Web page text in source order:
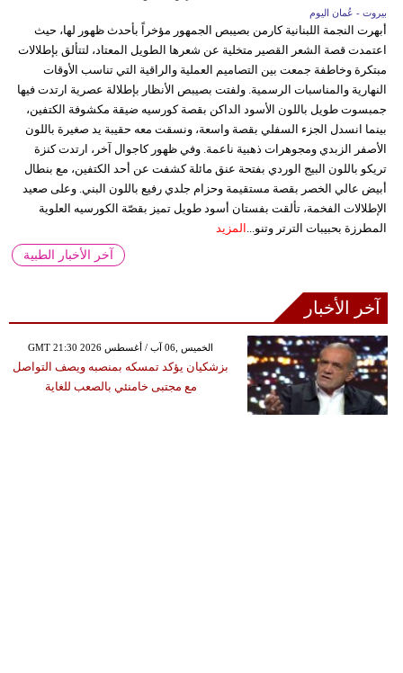
بيروت - عُمان اليوم
أبهرت النجمة اللبنانية كارمن بصيبص الجمهور مؤخراً بأحدث ظهور لها، حيث
اعتمدت قصة الشعر القصير متخلية عن شعرها الطويل المعتاد، لتتألق بإطلالات
مبتكرة وخاطفة جمعت بين التصاميم العملية والراقية التي تناسب الأوقات
النهارية والمناسبات الرسمية. ولفتت بصيبص الأنظار بإطلالة عصرية ارتدت فيها
جمبسوت طويل باللون الأسود الداكن بقصة كورسيه ضيقة مكشوفة الكتفين،
بينما انسدل الجزء السفلي بقصة واسعة، ونسقت معه حقيبة يد صغيرة باللون
الأصفر الزبدي ومجوهرات ذهبية ناعمة. وفي ظهور كاجوال آخر، ارتدت كنزة
تريكو باللون البيج الوردي بفتحة عنق مائلة كشفت عن أحد الكتفين، مع بنطال
أبيض عالي الخصر بقصة مستقيمة وحزام جلدي رفيع باللون البني. وعلى صعيد
الإطلالات الفخمة، تألقت بفستان أسود طويل تميز بقصّة الكورسيه العلوية
المطرزة بحبيبات الترتر وتنو...
المزيد
آخر الأخبار الطبية
آخر الأخبار
GMT 21:30 2026 الخميس ,06 آب / أغسطس
بزشكيان يؤكد تمسكه بمنصبه ويصف التواصل
مع مجتبى خامنئي بالصعب للغاية